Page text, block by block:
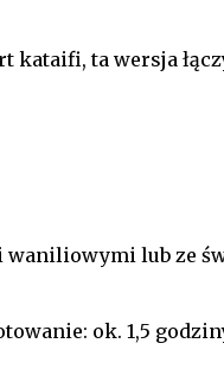
kataifi, ta wersja
waniliowymi lub ze
ok. 1,5